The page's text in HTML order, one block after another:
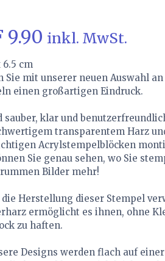
9.90 inkl. MwSt.
6.5 cm
Sie mit unserer neuen Auswahl
einen großartigen Eindruck.
sauber, klar und
transparentem Harz
Acrylstempelblöcken
Sie genau sehen, wo Sie
Bilder mehr!
die Herstellung dieser Stempel
ermöglicht es ihnen, ohne
zu haften.
Designs werden flach auf